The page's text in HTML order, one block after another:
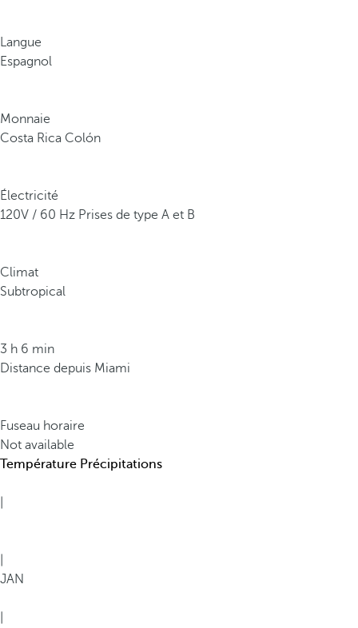
Langue
Espagnol
Monnaie
Costa Rica Colón
Électricité
120V / 60 Hz Prises de type A et B
Climat
Subtropical
3 h 6 min
Distance depuis Miami
Fuseau horaire
Not available
Température Précipitations
JAN
i
d
a
b
d
d